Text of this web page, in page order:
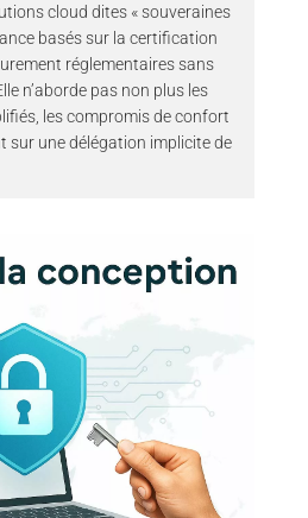
cloud dites « souveraines
basés sur la certification
réglementaires sans
n’aborde pas non plus les
les compromis de confort
sur une délégation implicite de